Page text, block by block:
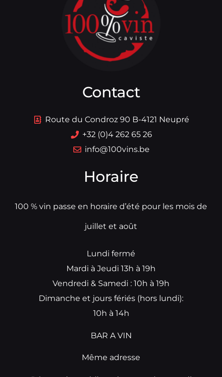
Contact
Route du Condroz 90 B-4121 Neupré
+32 (0)4 262 65 26
info@100vins.be
Horaire
100 % vin passe en horaire d’été pour les mois de
juillet et août
Lundi fermé
Mardi à Jeudi 13h à 19h
Vendredi & Samedi : 10h à 19h
Dimanche et jours fériés (hors lundi):
10h à 14h
BAR A VIN
Même adresse